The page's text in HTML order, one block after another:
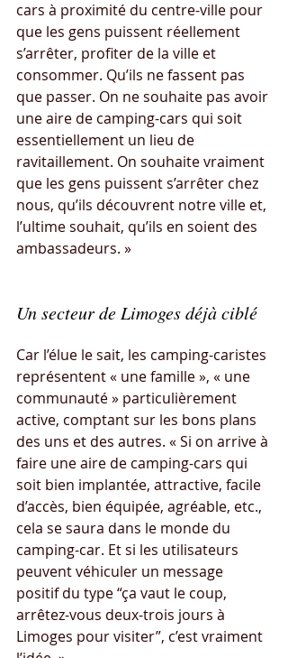
cars à proximité du centre-ville pour
que les gens puissent réellement
s’arrêter, profiter de la ville et
consommer. Qu’ils ne fassent pas
que passer. On ne souhaite pas avoir
une aire de camping-cars qui soit
essentiellement un lieu de
ravitaillement. On souhaite vraiment
que les gens puissent s’arrêter chez
nous, qu’ils découvrent notre ville et,
l’ultime souhait, qu’ils en soient des
ambassadeurs. »
Un secteur de Limoges déjà ciblé
Car l’élue le sait, les camping-caristes
représentent « une famille », « une
communauté » particulièrement
active, comptant sur les bons plans
des uns et des autres. « Si on arrive à
faire une aire de camping-cars qui
soit bien implantée, attractive, facile
d’accès, bien équipée, agréable, etc.,
cela se saura dans le monde du
camping-car. Et si les utilisateurs
peuvent véhiculer un message
positif du type “ça vaut le coup,
arrêtez-vous deux-trois jours à
Limoges pour visiter”, c’est vraiment